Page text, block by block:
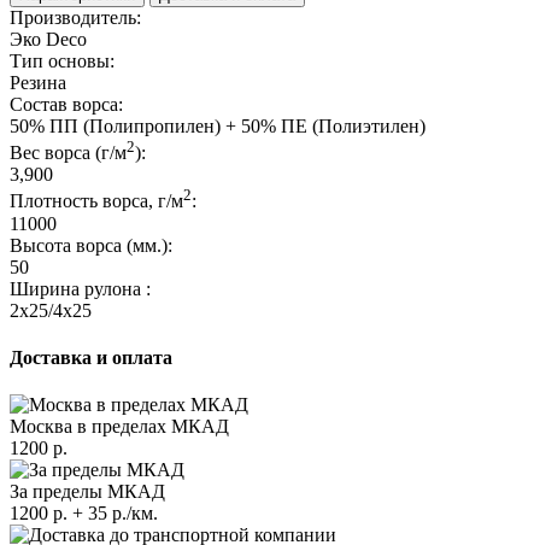
Производитель:
Эко Deco
Тип основы:
Резина
Состав ворса:
50% ПП (Полипропилен) + 50% ПЕ (Полиэтилен)
Вес ворса (г/м2):
3,900
Плотность ворса, г/м2:
11000
Высота ворса (мм.):
50
Ширина рулона :
2x25/4x25
Доставка и оплата
Москва в пределах МКАД
1200 р.
За пределы МКАД
1200 р. + 35 р./км.